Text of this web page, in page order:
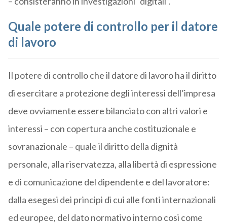
Quale potere di controllo per il datore
di lavoro
Il potere di controllo che il datore di lavoro ha il diritto
di esercitare a protezione degli interessi dell’impresa
deve ovviamente essere bilanciato con altri valori e
interessi – con copertura anche costituzionale e
sovranazionale – quale il diritto della dignità
personale, alla riservatezza, alla libertà di espressione
e di comunicazione del dipendente e del lavoratore:
dalla esegesi dei principi di cui alle fonti internazionali
ed europee, del dato normativo interno cosi come